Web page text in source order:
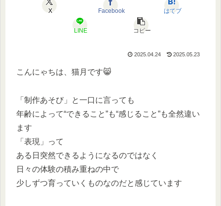
X Facebook はてブ
LINE コピー
2025.04.24 2025.05.23
こんにゃちは、猫月です😸
「制作あそび」と一口に言っても
年齢によって“できること”も“感じること”も全然違い
ます
「表現」って
ある日突然できるようになるのではなく
日々の体験の積み重ねの中で
少しずつ育っていくものなのだと感じています